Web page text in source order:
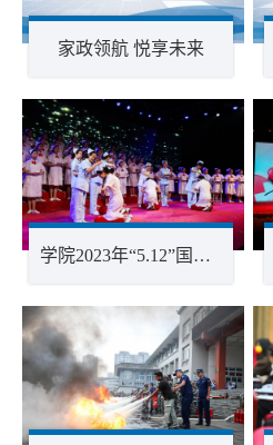
家政领航 悦享未来
学院2023年“5.12”国际护士节庆祝大会（传光授帽仪式）